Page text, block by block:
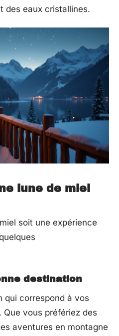
des eaux cristallines.
lune de miel
soit une expérience
destination
qui correspond à vos
vous préfériez des
aventures en montagne